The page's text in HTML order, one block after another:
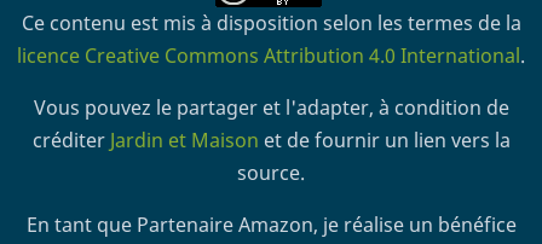
Ce contenu est mis à disposition selon les termes de la
licence Creative Commons Attribution 4.0 International.
Vous pouvez le partager et l'adapter, à condition de
créditer Jardin et Maison et de fournir un lien vers la
source.
En tant que Partenaire Amazon, je réalise un bénéfice